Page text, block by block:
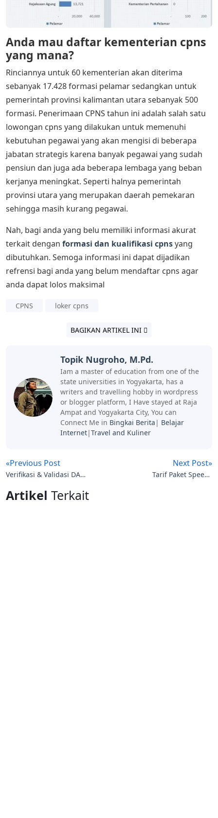
Anda mau daftar kementerian cpns
yang mana?
Rinciannya untuk 60 kementerian akan diterima
sebanyak 17.428 formasi pelamar sedangkan untuk
pemerintah provinsi kalimantan utara sebanyak 500
formasi. Penerimaan CPNS tahun ini adalah salah satu
lowongan cpns yang dilakukan untuk memenuhi
kebutuhan pegawai yang akan mengisi di beberapa
jabatan strategis karena banyak pegawai yang sudah
pensiun dan juga ada beberapa lembaga yang beban
kerjanya meningkat. Seperti halnya pemerintah
provinsi utara yang merupakan daerah pemekaran
sehingga masih kurang pegawai.
Nah, bagi anda yang belu memiliki informasi akurat
terkait dengan formasi dan kualifikasi cpnsyang
dibutuhkan. Semoga informasi ini dapat dijadikan
refrensi bagi anda yang belum mendaftar cpns agar
anda dapat lolos maksimal
CPNS loker cpns
BAGIKAN ARTIKEL INI
Topik Nugroho, M.Pd.
Iam a master of education from one of the
state universities in Yogyakarta, has a
writers and travelling hobby in wordpress
or blogger platform, I Have stayed at Raja
Ampat and Yogyakarta City, You can
Connect Me in Bingkai Berita | Belajar
Internet|Travel and Kuliner
«Previous Post
Verifikasi & Validasi DATA
Penerbitan SKTP, Apa
Next Post»
Tarif Paket Speedy
Artikel Terkait